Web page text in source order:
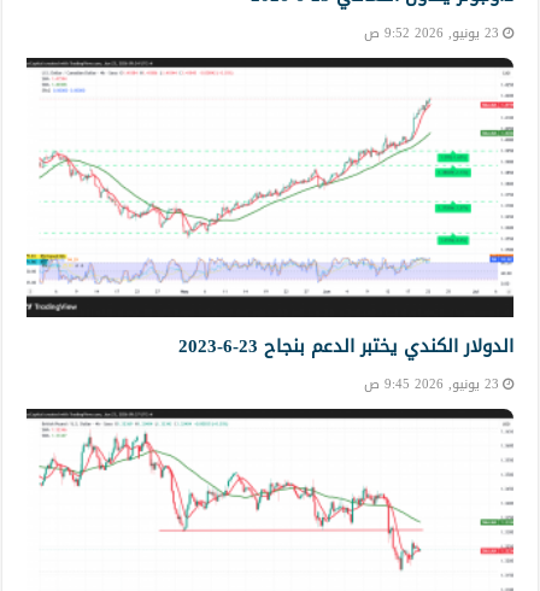
23 يونيو, 2026 9:52 ص
الدولار الكندي يختبر الدعم بنجاح 23-6-2023
23 يونيو, 2026 9:45 ص